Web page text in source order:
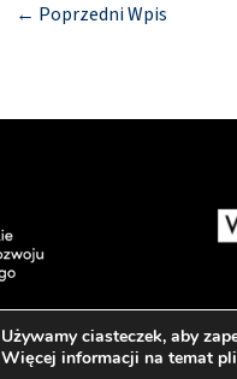
← Poprzedni Wpis
Używamy ciasteczek, aby
Więcej informacji na temat